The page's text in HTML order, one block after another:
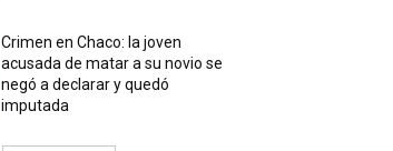
Crimen en Chaco: la joven
acusada de matar a su novio se
negó a declarar y quedó
imputada